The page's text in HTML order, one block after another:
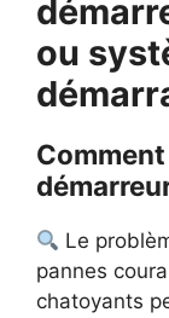
ou
Le
pannes
chatoyants